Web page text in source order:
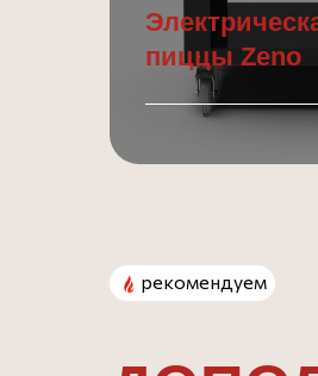
пиццы Zeno
рекомендуем